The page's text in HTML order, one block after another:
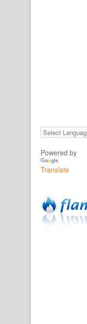
Powered by
Translate